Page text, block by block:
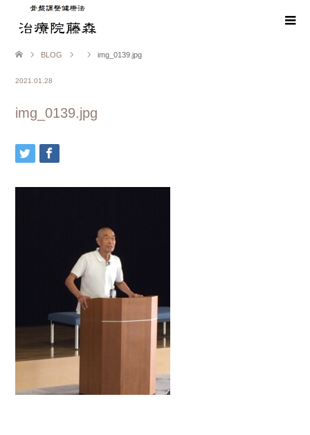
BLOG img_0139.jpg
2021.01.28
img_0139.jpg